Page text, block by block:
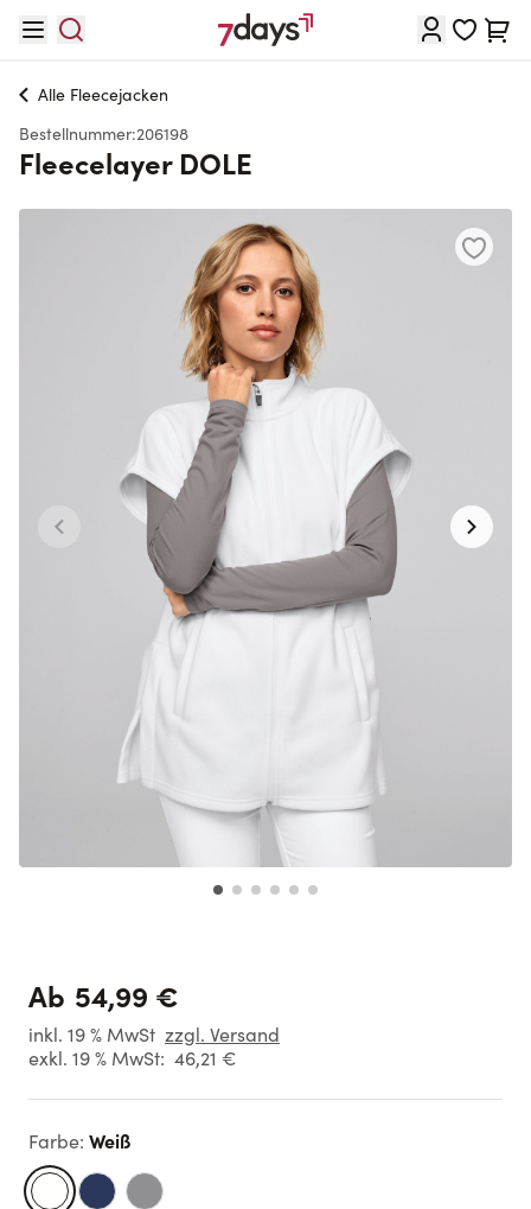
Alle Fleecejacken
Bestellnummer:206198
Fleecelayer DOLE
Ab 54,99 €
inkl. 19 % MwSt zzgl. Versand
exkl. 19 % MwSt: 46,21 €
Farbe: Weiß